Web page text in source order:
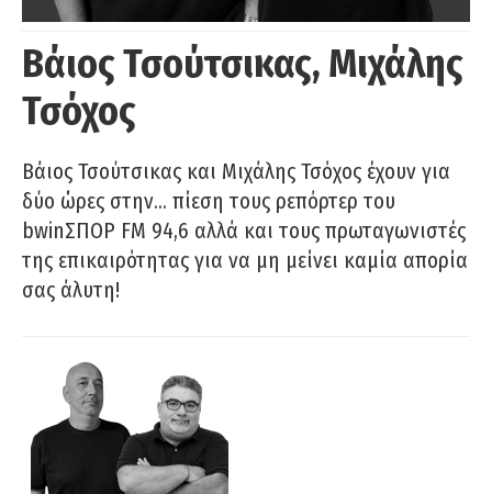
Βάιος Τσούτσικας, Μιχάλης
Τσόχος
Βάιος Τσούτσικας και Μιχάλης Τσόχος έχουν για
δύο ώρες στην… πίεση τους ρεπόρτερ του
bwinΣΠΟΡ FM 94,6 αλλά και τους πρωταγωνιστές
της επικαιρότητας για να μη μείνει καμία απορία
σας άλυτη!